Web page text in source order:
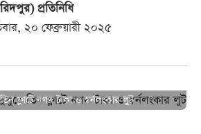
প্রতিনিধি
২০ ফেব্রুয়ারী ২০২৫
ফ্লাটে নগদ টাকা ও স্বর্নলংকার লুট